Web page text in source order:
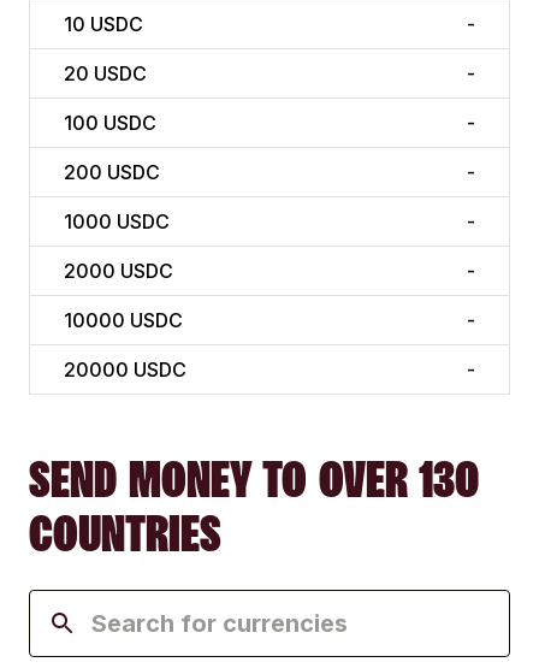
10 USDC -
20 USDC -
100 USDC -
200 USDC -
1000 USDC -
2000 USDC -
10000 USDC -
20000 USDC -
SEND MONEY TO OVER 130
COUNTRIES